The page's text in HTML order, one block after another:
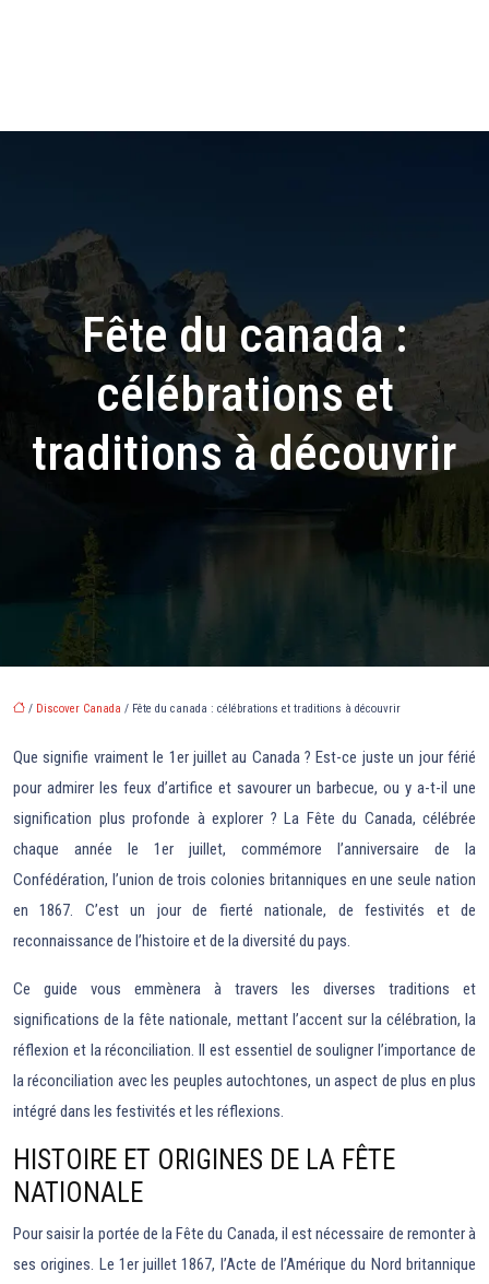
Fête du canada :
célébrations et
traditions à découvrir
/ Discover Canada / Fête du canada : célébrations et traditions à découvrir
Que signifie vraiment le 1er juillet au Canada ? Est-ce juste un jour férié
pour admirer les feux d’artifice et savourer un barbecue, ou y a-t-il une
signification plus profonde à explorer ? La Fête du Canada, célébrée
chaque année le 1er juillet, commémore l’anniversaire de la
Confédération, l’union de trois colonies britanniques en une seule nation
en 1867. C’est un jour de fierté nationale, de festivités et de
reconnaissance de l’histoire et de la diversité du pays.
Ce guide vous emmènera à travers les diverses traditions et
significations de la fête nationale, mettant l’accent sur la célébration, la
réflexion et la réconciliation. Il est essentiel de souligner l’importance de
la réconciliation avec les peuples autochtones, un aspect de plus en plus
intégré dans les festivités et les réflexions.
HISTOIRE ET ORIGINES DE LA FÊTE
NATIONALE
Pour saisir la portée de la Fête du Canada, il est nécessaire de remonter à
ses origines. Le 1er juillet 1867, l’Acte de l’Amérique du Nord britannique